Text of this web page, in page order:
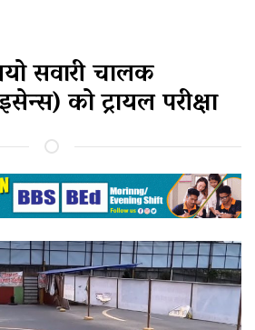
सवारी चालक
को ट्रायल परीक्षा